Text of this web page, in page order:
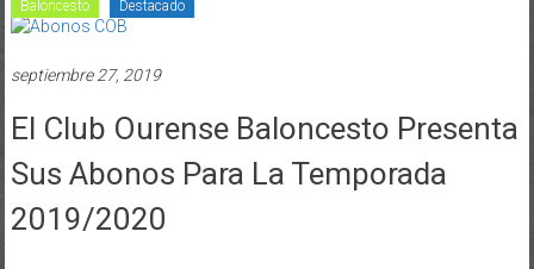
Baloncesto Destacado
septiembre 27, 2019
El Club Ourense Baloncesto Presenta
Sus Abonos Para La Temporada
2019/2020